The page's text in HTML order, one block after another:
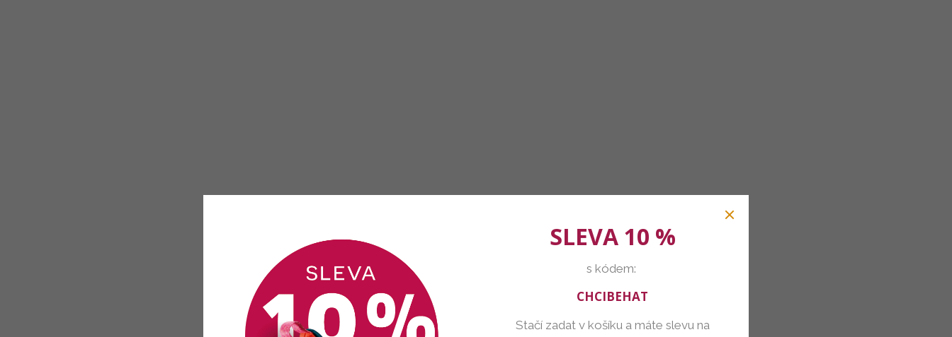
SLEVA 10 %
s kódem:
CHCIBEHAT
Stačí zadat v košíku a máte slevu na